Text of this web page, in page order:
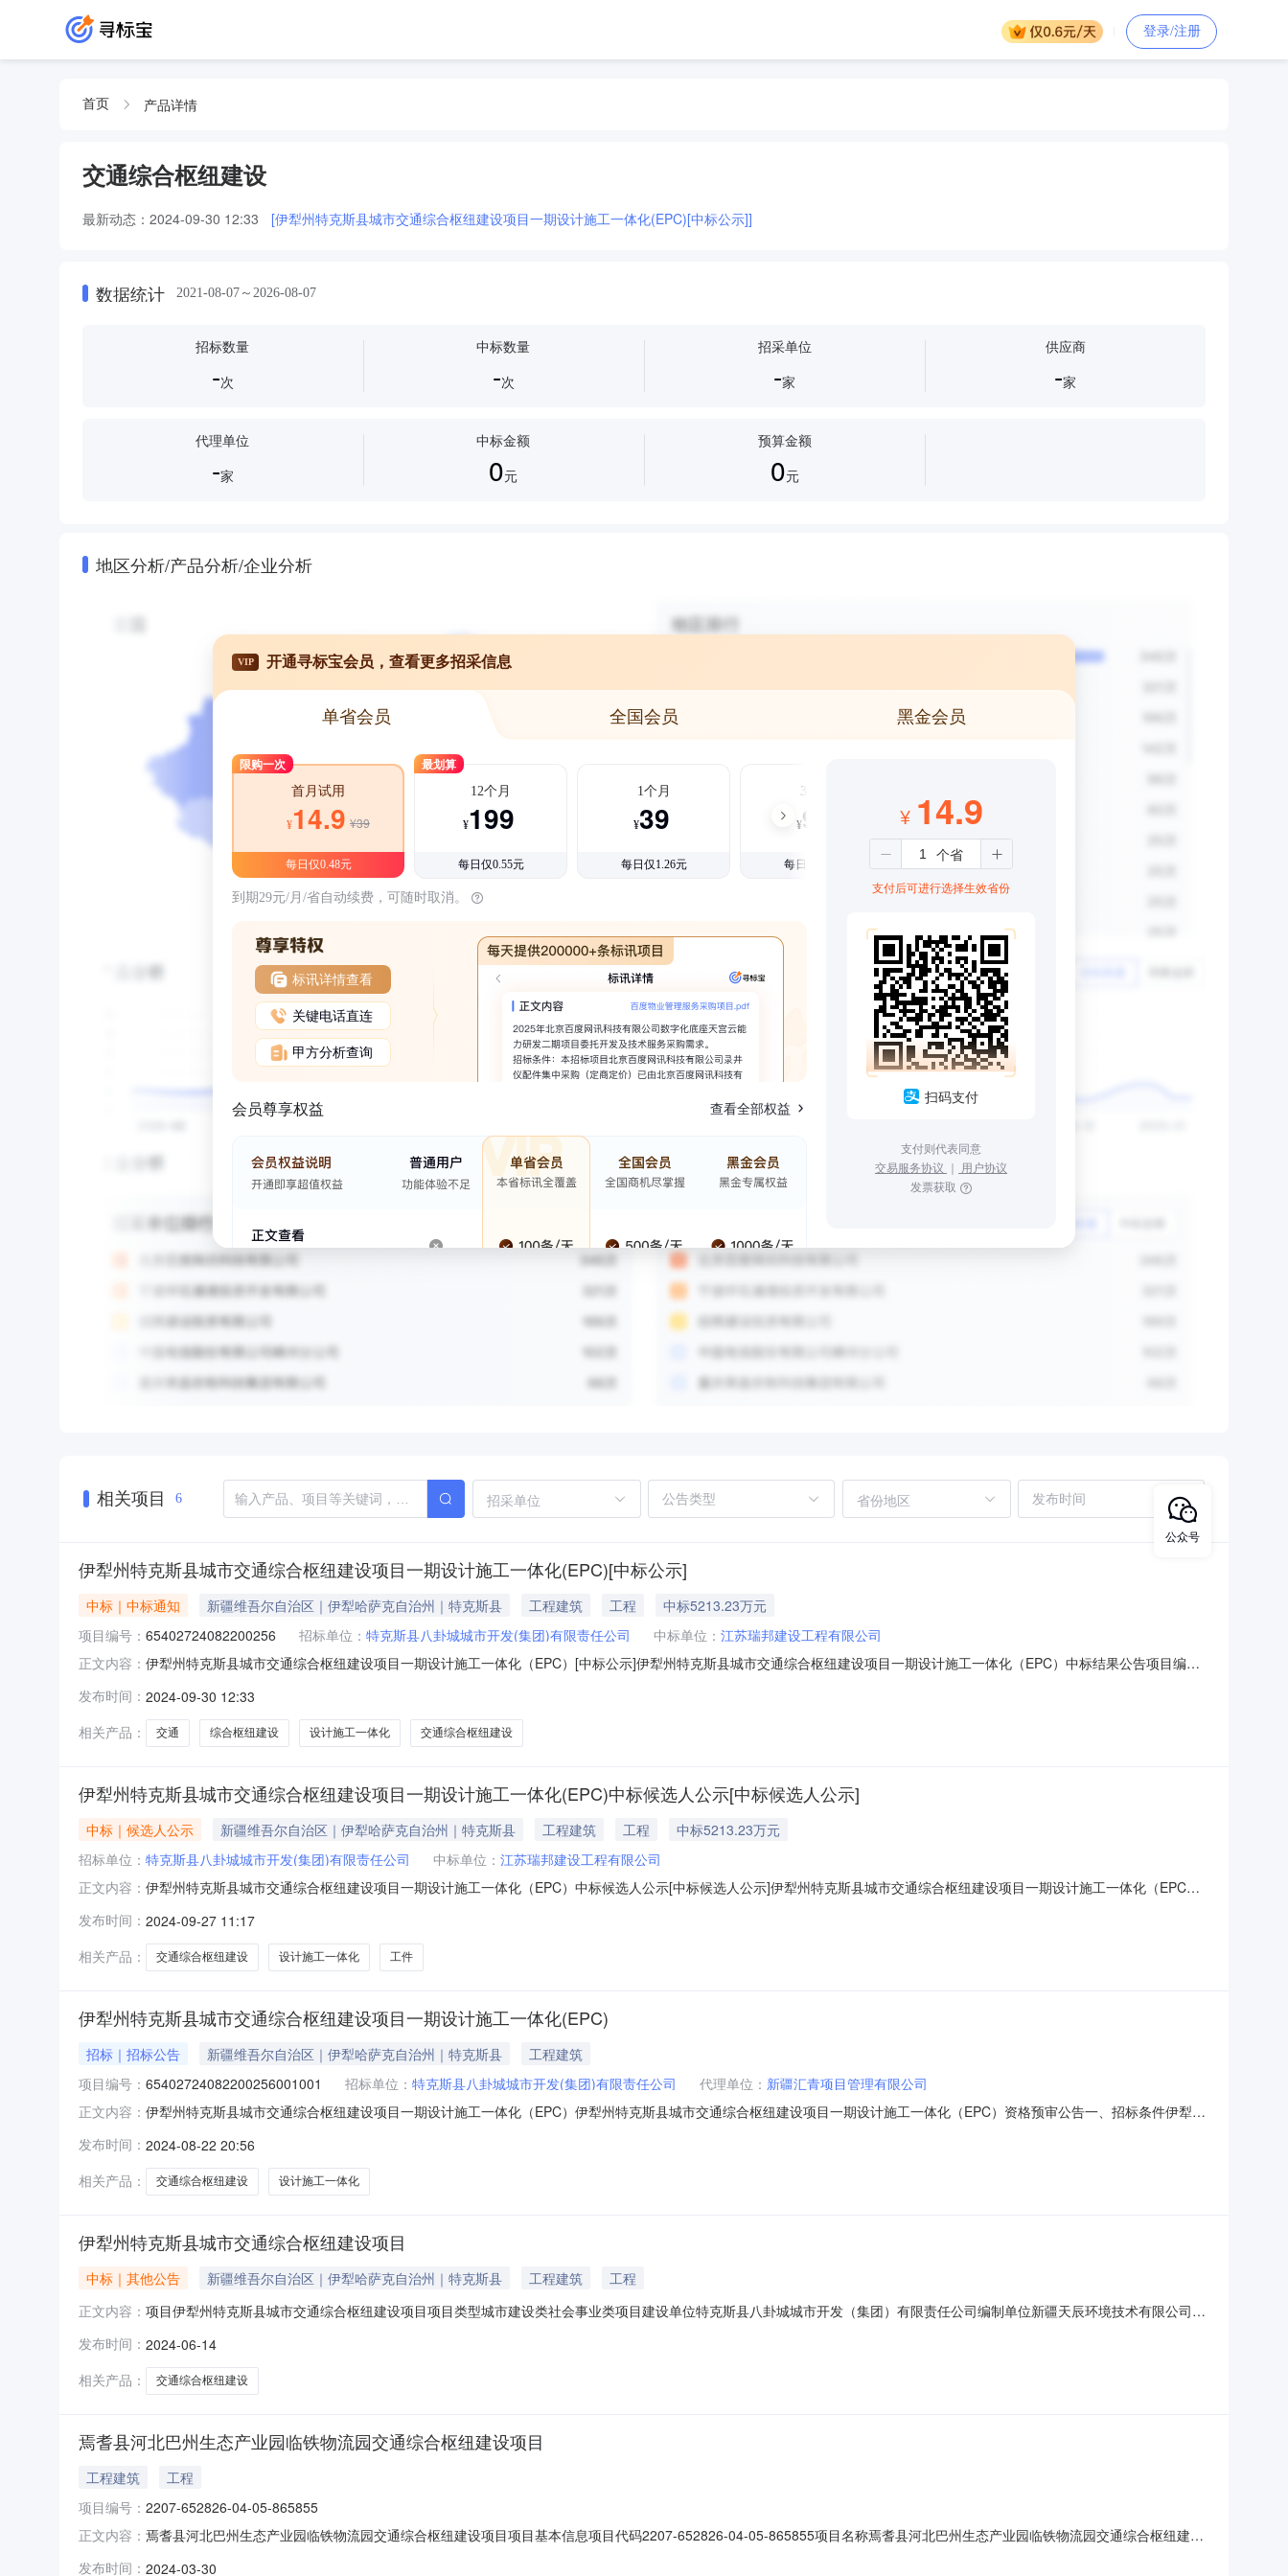
登录/注册
首页 产品详情
交通综合枢纽建设
最新动态： 2024-09-30 12:33 [伊犁州特克斯县城市交通综合枢纽建设项目一期设计施工一体化(EPC)[中标公示]]
数据统计 2021-08-07～2026-08-07
招标数量
-次
中标数量
-次
招采单位
-家
供应商
-家
代理单位
-家
中标金额
0元
预算金额
0元
地区分析/产品分析/企业分析
VIP 开通寻标宝会员，查看更多招采信息
单省会员 全国会员 黑金会员
限购一次
首月试用
¥14.9 ¥39
每日仅0.48元
最划算
12个月
¥199
每日仅0.55元
1个月
¥39
每日仅1.26元
3个月
¥99
每日仅1.08元
到期29元/月/省自动续费，可随时取消。
标讯详情查看
关键电话直连
甲方分析查询
会员尊享权益 查看全部权益
¥ 14.9
支付后可进行选择生效省份
扫码支付
支付则代表同意
交易服务协议 ｜ 用户协议
发票获取
相关项目 6 招采单位 省份地区
伊犁州特克斯县城市交通综合枢纽建设项目一期设计施工一体化(EPC)[中标公示]
中标｜中标通知 新疆维吾尔自治区｜伊犁哈萨克自治州｜特克斯县 工程建筑 工程
中标5213.23万元
项目编号： 65402724082200256 招标单位： 特克斯县八卦城城市开发(集团)有限责任公司 中标单位： 江苏瑞邦建设工程有限公司
正文内容： 伊犁州特克斯县城市交通综合枢纽建设项目一期设计施工一体化（EPC）[中标公示]伊犁州特克斯县城市交通综合枢纽建设项目一期设计施工一体化（EPC）中标结果公告项目编
综合枢纽建设项目一期设计施工一体化（EPC）招标方式：公开招标项目地点：特克斯县九宫新城项目所在区域：新疆维吾尔自治区·伊犁哈萨克自治州·特克斯县建筑面积：7482.69
平方米标段（包
发布时间： 2024-09-30 12:33
相关产品：
交通 综合枢纽建设 设计施工一体化 交通综合枢纽建设
伊犁州特克斯县城市交通综合枢纽建设项目一期设计施工一体化(EPC)中标候选人公示[中标候选人公示]
中标｜候选人公示 新疆维吾尔自治区｜伊犁哈萨克自治州｜特克斯县 工程建筑 工程
中标5213.23万元
招标单位： 特克斯县八卦城城市开发(集团)有限责任公司 中标单位： 江苏瑞邦建设工程有限公司
正文内容： 伊犁州特克斯县城市交通综合枢纽建设项目一期设计施工一体化（EPC）中标候选人公示[中标候选人公示]伊犁州特克斯县城市交通综合枢纽建设项目一期设计施工一体化（EPC）
斯县八卦城城市开发（集团）有限责任公司中标工程范围项目规模：新建客运站一座，检测站及设备用房，门卫房，室外配套工程及相关附属设施等建设。招标范围：包含但不限于
完成项目施工图设计（含施工图设计、施工
发布时间： 2024-09-27 11:17
相关产品：
交通综合枢纽建设 设计施工一体化 工件
伊犁州特克斯县城市交通综合枢纽建设项目一期设计施工一体化(EPC)
招标｜招标公告 新疆维吾尔自治区｜伊犁哈萨克自治州｜特克斯县
工程建筑
项目编号： 65402724082200256001001 招标单位： 特克斯县八卦城城市开发(集团)有限责任公司 代理单位： 新疆汇青项目管理有限公司
正文内容： 伊犁州特克斯县城市交通综合枢纽建设项目一期设计施工一体化（EPC）伊犁州特克斯县城市交通综合枢纽建设项目一期设计施工一体化（EPC）资格预审公告一、招标条件伊犁州
任公司,工程所需资金来源为上级专项资金及地方配套资金。项目已具备招标条件，现对该项目的伊犁州特克斯县城市交通综合枢纽建设项目一期设计施工一体化（EPC）进行公开招
标。本次招标对投标报名
发布时间： 2024-08-22 20:56
相关产品：
交通综合枢纽建设 设计施工一体化
伊犁州特克斯县城市交通综合枢纽建设项目
中标｜其他公告 新疆维吾尔自治区｜伊犁哈萨克自治州｜特克斯县 工程建筑
工程
正文内容： 项目伊犁州特克斯县城市交通综合枢纽建设项目项目类型城市建设类社会事业类项目建设单位特克斯县八卦城城市开发（集团）有限责任公司编制单位新疆天辰环境技术有限公司监
发布时间： 2024-06-14
相关产品：
交通综合枢纽建设
焉耆县河北巴州生态产业园临铁物流园交通综合枢纽建设项目
工程建筑
工程
项目编号： 2207-652826-04-05-865855
正文内容： 焉耆县河北巴州生态产业园临铁物流园交通综合枢纽建设项目项目基本信息项目代码2207-652826-04-05-865855项目名称焉耆县河北巴州生态产业园临铁物流园交通综合枢纽建设
发布时间： 2024-03-30
公众号